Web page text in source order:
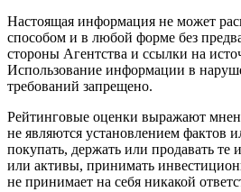
Настоящая информация не может
способом и в любой форме без
стороны Агентства и ссылки на
Использование информации в
требований запрещено.
Рейтинговые оценки выражают
не являются установлением фактов
покупать, держать или продавать
или активы, принимать
не принимает на себя никакой